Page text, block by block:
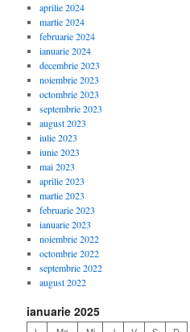
aprilie 2024
martie 2024
februarie 2024
ianuarie 2024
decembrie 2023
noiembrie 2023
octombrie 2023
septembrie 2023
august 2023
iulie 2023
iunie 2023
mai 2023
aprilie 2023
martie 2023
februarie 2023
ianuarie 2023
noiembrie 2022
octombrie 2022
septembrie 2022
august 2022
ianuarie 2025